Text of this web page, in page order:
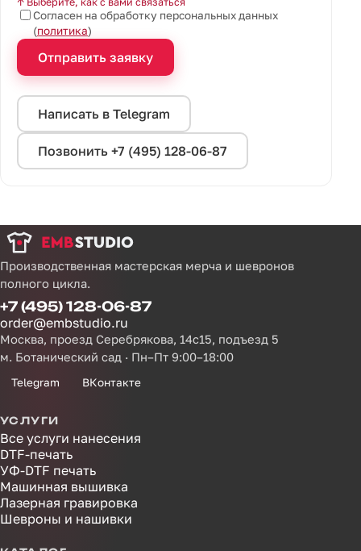
Согласен на обработку персональных данных
(политика)
Отправить заявку
Написать в Telegram
Позвонить +7 (495) 128-06-87
Производственная мастерская мерча и шевронов
полного цикла.
+7 (495) 128-06-87
order@embstudio.ru
Москва, проезд Серебрякова, 14с15, подъезд 5
м. Ботанический сад · Пн–Пт 9:00–18:00
Telegram ВКонтакте
УСЛУГИ
Все услуги нанесения
DTF-печать
УФ-DTF печать
Машинная вышивка
Лазерная гравировка
Шевроны и нашивки